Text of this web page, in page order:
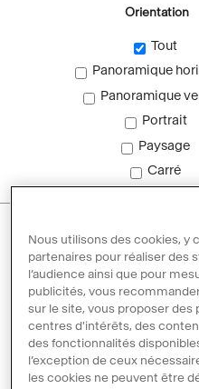
Orientation
Tout
Panoramique
Panoramique
Portrait
Paysage
Carré
Images sans droit
Nous utilisons des cookies, y
partenaires pour réaliser des
l’audience ainsi que pour
publicités, vous
sur le site, vous proposer des
centres d'intérêts, des
des fonctionnalités
l’exception de ceux
les cookies ne peuvent être